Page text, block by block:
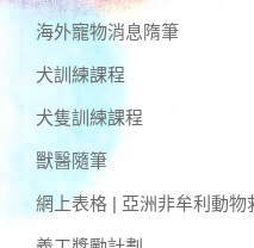
海外寵物消息隋筆
犬訓練課程
犬隻訓練課程
獸醫隨筆
網上表格 | 亞洲非牟利動物